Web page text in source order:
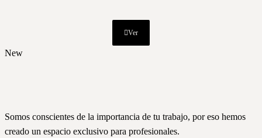
Ver
New
Somos conscientes de la importancia de tu trabajo, por eso hemos
creado un espacio exclusivo para profesionales.